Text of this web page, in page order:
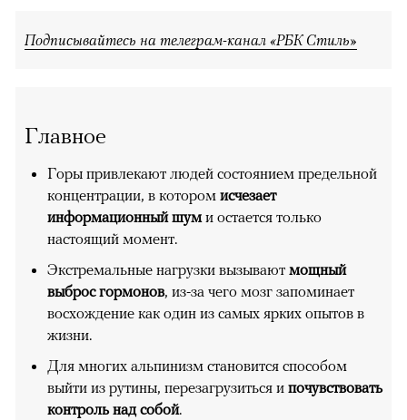
Подписывайтесь на телеграм-канал «РБК Стиль»
Главное
Горы привлекают людей состоянием предельной
концентрации, в котором исчезает
информационный шуми остается только
настоящий момент.
Экстремальные нагрузки вызывают мощный
выброс гормонов, из-за чего мозг запоминает
восхождение как один из самых ярких опытов в
жизни.
Для многих альпинизм становится способом
выйти из рутины, перезагрузиться и почувствовать
контроль над собой.